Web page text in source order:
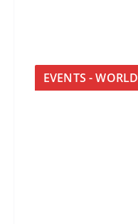
EVENTS - WORLD